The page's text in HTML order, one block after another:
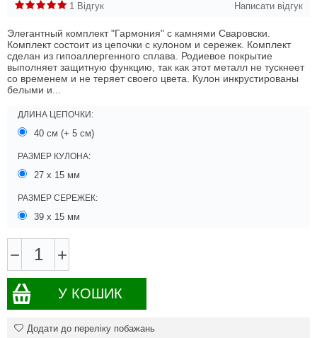
1 Відгук Написати відгук
Элегантный комплект "Гармония" с камнями Сваровски.
Комплект состоит из цепочки с кулоном и сережек. Комплект
сделан из гипоаллергенного сплава. Родиевое покрытие
выполняет защитную функцию, так как этот металл не тускнеет
со временем и не теряет своего цвета. Кулон инкрустированы
белыми и...
ДЛИНА ЦЕПОЧКИ:
40 см (+ 5 см)
РАЗМЕР КУЛОНА:
27 х 15 мм
РАЗМЕР СЕРЕЖЕК:
39 х 15 мм
− +
У КОШИК
Додати до переліку побажань